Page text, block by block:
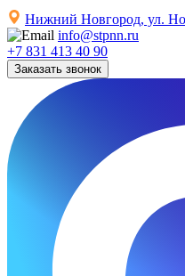
Нижний Новгород, ул.
info@stpnn.ru
+7 831 413 40 90
Заказать звонок